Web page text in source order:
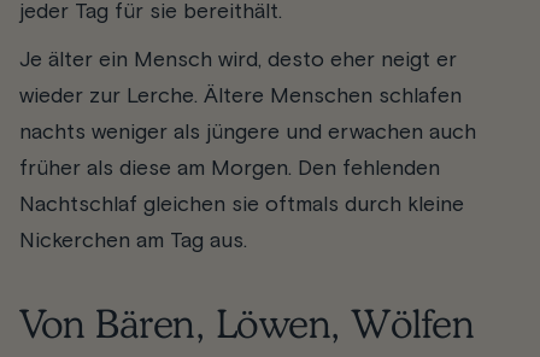
jeder Tag für sie bereithält.
Je älter ein Mensch wird, desto eher neigt er
wieder zur Lerche. Ältere Menschen schlafen
nachts weniger als jüngere und erwachen auch
früher als diese am Morgen. Den fehlenden
Nachtschlaf gleichen sie oftmals durch kleine
Nickerchen am Tag aus.
Von Bären, Löwen, Wölfen